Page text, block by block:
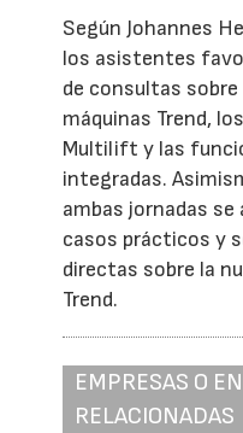
Según Johannes
los asistentes
de consultas sobre
máquinas Trend,
Multilift y las
integradas.
ambas jornadas
casos prácticos y
directas sobre la
Trend.
EMPRESAS O
RELACIONADAS